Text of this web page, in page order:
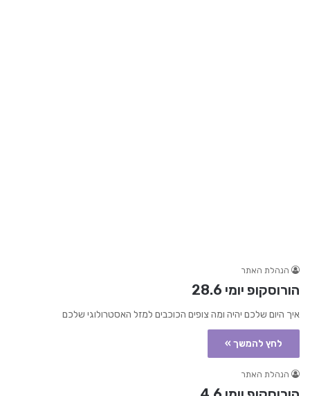
הנהלת האתר
הורוסקופ יומי 28.6
איך היום שלכם יהיה ומה צופים הכוכבים למזל האסטרולוגי שלכם
לחץ להמשך »
הנהלת האתר